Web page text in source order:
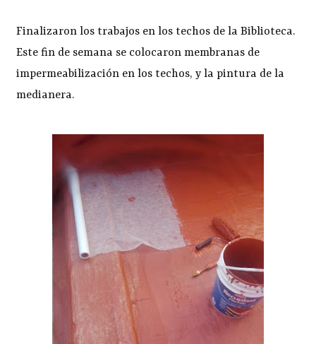
Finalizaron los trabajos en los techos de la Biblioteca.
Este fin de semana se colocaron membranas de
impermeabilización en los techos, y la pintura de la
medianera.